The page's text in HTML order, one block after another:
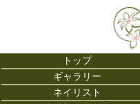
トップ
ギャラリー
ネイリスト